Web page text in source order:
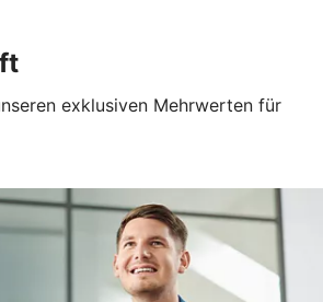
exklusiven Mehrwerten für